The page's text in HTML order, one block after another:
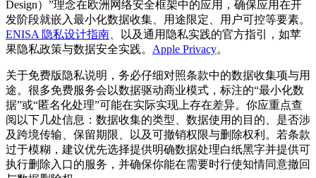
Design）”理念在欧洲网络安全框架中的应用，确保应用在开
发阶段就嵌入最小化数据收集、用途限定、用户可控等要素。
ENISA 隐私设计指南、以及通用隐私实践的官方指引，如苹
果隐私政策与数据安全实践。 Apple Privacy。
关于免费版隐私说明，务必仔细对照条款中的数据收集项与用
途。很多免费服务会以数据驱动商业模式，标注的“最小化数
据”或“匿名化处理”可能在实际实现上存在差异。你应重点查
阅以下几处信息：数据收集的类型、数据使用的目的、是否涉
及跨境传输、保留期限、以及可撤销权限与删除权利。若条款
过于模糊，建议优先选择提供明确数据处理白纸黑字并提供可
执行删除入口的服务，并确保你能在需要时行使知情同意撤回